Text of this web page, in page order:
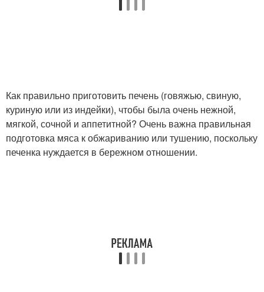
Как правильно приготовить печень (говяжью, свиную,
куриную или из индейки), чтобы была очень нежной,
мягкой, сочной и аппетитной? Очень важна правильная
подготовка мяса к обжариванию или тушению, поскольку
печенка нуждается в бережном отношении.